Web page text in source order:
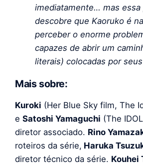
imediatamente… mas
descobre que Kaoruko é
perceber o enorme
capazes de abrir um
literais) colocadas por
Mais sobre:
Kuroki (Her Blue Sky film, The
e Satoshi Yamaguchi (The
diretor associado. Rino
roteiros da série, Haruka
diretor técnico da série. Kouhei